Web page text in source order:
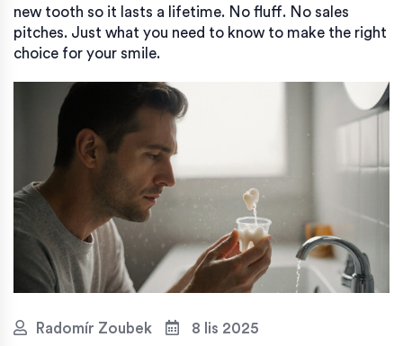
new tooth so it lasts a lifetime. No fluff. No sales
pitches. Just what you need to know to make the right
choice for your smile.
Radomír Zoubek
8 lis 2025